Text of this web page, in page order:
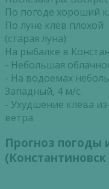
По погоде хороший
По луне клёв плохой
(старая луна)
На рыбалке в
- Небольшая
- На водоемах
Западный, 4 м/с.
- Ухудшение клева
ветра
Прогноз погоды